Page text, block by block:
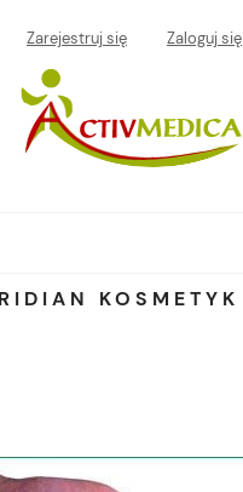
Zarejestruj się Zaloguj się
KOSMETYK